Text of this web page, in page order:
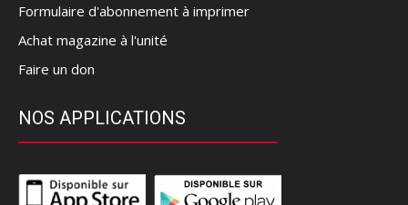
Formulaire d'abonnement à imprimer
Achat magazine à l'unité
Faire un don
NOS APPLICATIONS